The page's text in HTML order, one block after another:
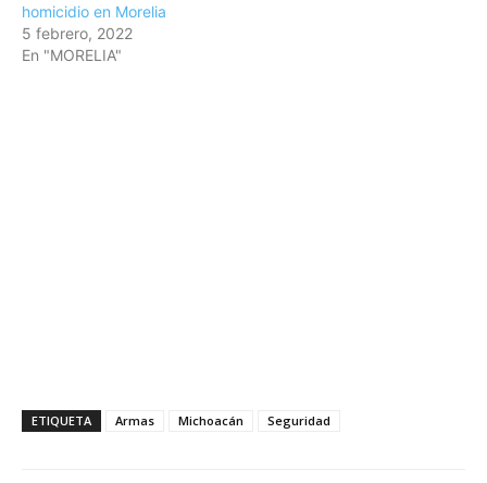
homicidio en Morelia
5 febrero, 2022
En "MORELIA"
ETIQUETA Armas Michoacán Seguridad